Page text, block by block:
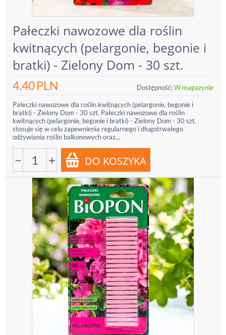
Pałeczki nawozowe dla roślin
kwitnących (pelargonie, begonie i
bratki) - Zielony Dom - 30 szt.
4.40PLN Dostępność:W magazynie
Pałeczki nawozowe dla roślin kwitnących (pelargonie, begonie i
bratki) - Zielony Dom - 30 szt. Pałeczki nawozowe dla roślin
kwitnących (pelargonie, begonie i bratki) - Zielony Dom - 30 szt.
stosuje się w celu zapewnienia regularnego i długotrwałego
odżywiania roślin balkonowych oraz...
− +